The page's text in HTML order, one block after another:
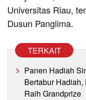
Universitas Riau,
Dusun Panglima.
TERKAIT
Panen Hadiah
Bertabur
Raih Grandprize